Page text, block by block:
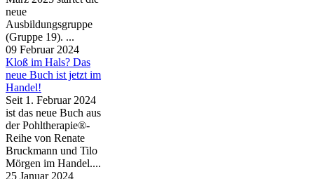
neue
Ausbildungsgruppe
(Gruppe 19). ...
09 Februar 2024
Kloß im Hals? Das
neue Buch ist jetzt im
Handel!
Seit 1. Februar 2024
ist das neue Buch aus
der Pohltherapie®-
Reihe von Renate
Bruckmann und Tilo
Mörgen im Handel....
25 Januar 2024